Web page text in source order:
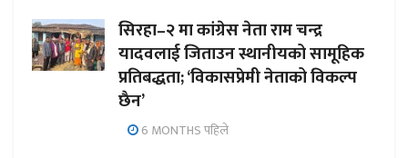
सिरहा–२ मा कांग्रेस नेता राम चन्द्र
यादवलाई जिताउन स्थानीयको सामूहिक
प्रतिबद्धता; ‘विकासप्रेमी नेताको विकल्प
छैन’
6 MONTHS पहिले